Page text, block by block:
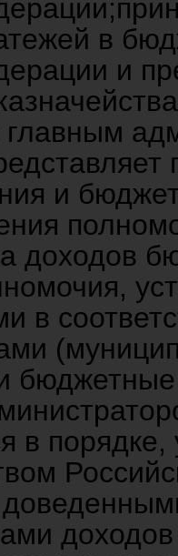
в
и
главным
и
доходов
в
в